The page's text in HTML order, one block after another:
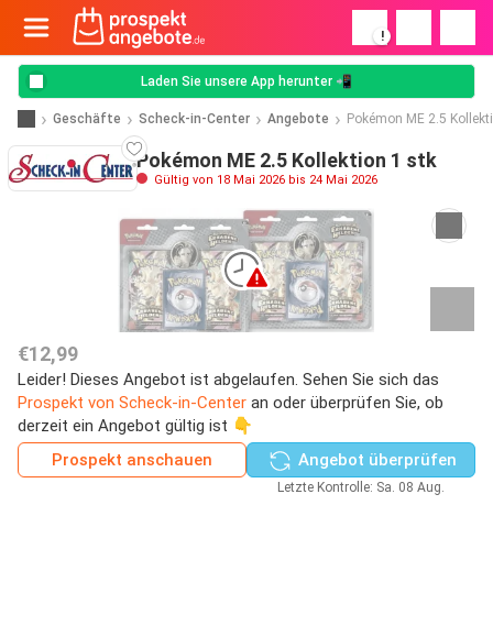
!
Laden Sie unsere App herunter 📲
Geschäfte Scheck-in-Center Angebote Pokémon ME 2.5
Pokémon ME 2.5 Kollektion 1 stk
Gültig von 18 Mai 2026 bis 24 Mai 2026
€12,99
Leider! Dieses Angebot ist abgelaufen. Sehen Sie sich das
Prospekt von Scheck-in-Center an oder überprüfen Sie, ob
derzeit ein Angebot gültig ist 👇
Prospekt anschauen
Angebot überprüfen
Letzte Kontrolle: Sa. 08 Aug.